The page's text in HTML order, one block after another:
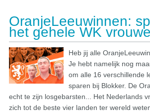
OranjeLeeuwinnen:
het gehele WK
Heb jij alle
Je hebt namelijk nog
om alle 16 verschillende
sparen bij Blokker. De
echt te zijn losgebarsten... Het Nederlands
zich tot de beste vier landen ter wereld